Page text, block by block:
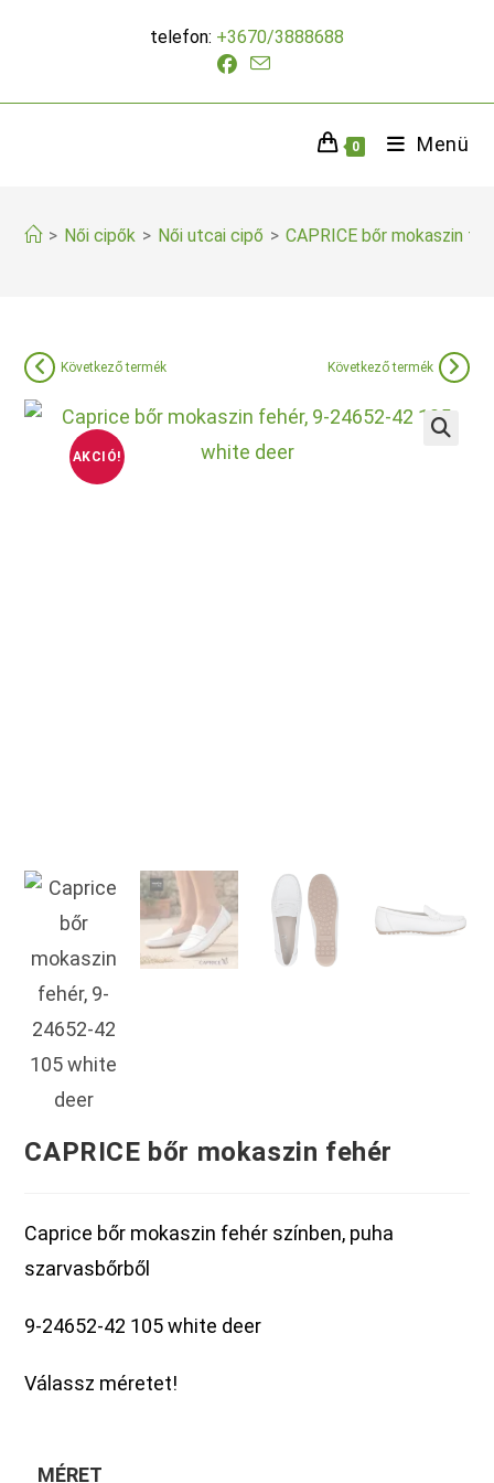
telefon: +3670/3888688
0 Menü
> Női cipők > Női utcai cipő > CAPRICE bőr mokaszin
AKCIÓ!
Következő termék Következő termék
CAPRICE bőr mokaszin fehér
Caprice bőr mokaszin fehér színben, puha
szarvasbőrből
9-24652-42 105 white deer
Válassz méretet!
MÉRET